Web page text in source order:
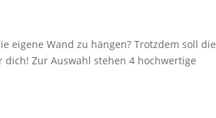
eigene Wand zu hängen? Trotzdem soll die
Zur Auswahl stehen 4 hochwertige